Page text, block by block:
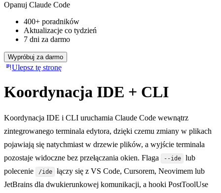
Opanuj Claude Code
400+ poradników
Aktualizacje co tydzień
7 dni za darmo
Wypróbuj za darmo
Ulepsz tę stronę
Koordynacja IDE + CLI
Koordynacja IDE i CLI uruchamia Claude Code wewnątrz
zintegrowanego terminala edytora, dzięki czemu zmiany w plikach
pojawiają się natychmiast w drzewie plików, a wyjście terminala
pozostaje widoczne bez przełączania okien. Flaga
--ide
lub
polecenie
/ide
łączy się z VS Code, Cursorem, Neovimem lub
JetBrains dla dwukierunkowej komunikacji, a hooki PostToolUse